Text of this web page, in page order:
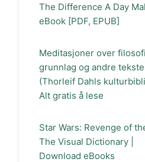
The Difference A Day
eBook [PDF, EPUB]
Meditasjoner over
grunnlag og andre
(Thorleif Dahls
Alt gratis å lese
Star Wars: Revenge of
The Visual Dictionary |
Download eBooks